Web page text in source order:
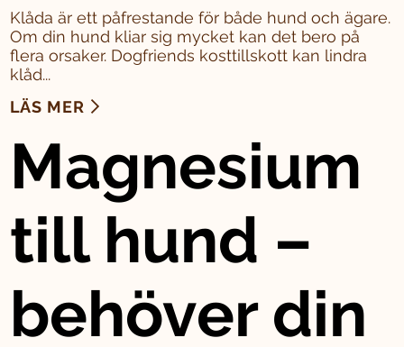
Klåda är ett påfrestande för både hund och ägare.
Om din hund kliar sig mycket kan det bero på
flera orsaker. Dogfriends kosttillskott kan lindra
klåd...
LÄS MER
Magnesium
till hund –
behöver din